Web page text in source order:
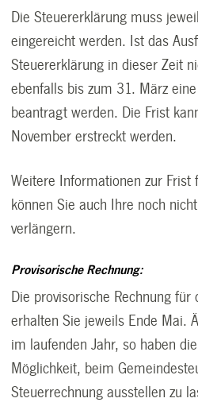
Die Steuererklärung muss
eingereicht werden. Ist das
Steuererklärung in dieser Zeit
ebenfalls bis zum 31. März
beantragt werden. Die Frist
November erstreckt werden.
Weitere Informationen zur Frist
können Sie auch Ihre noch
verlängern.
Provisorische Rechnung:
Die provisorische Rechnung für
erhalten Sie jeweils Ende Mai.
im laufenden Jahr, so haben
Möglichkeit, beim
Steuerrechnung ausstellen zu